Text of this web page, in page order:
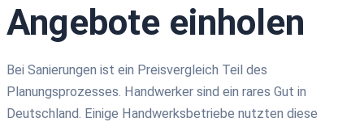
Angebote einholen
Bei Sanierungen ist ein Preisvergleich Teil des
Planungsprozesses. Handwerker sind ein rares Gut in
Deutschland. Einige Handwerksbetriebe nutzten diese